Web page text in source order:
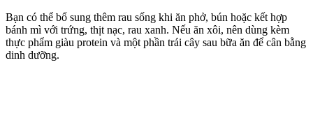
Bạn có thể bổ sung thêm rau sống khi ăn phở, bún hoặc kết hợp
bánh mì với trứng, thịt nạc, rau xanh. Nếu ăn xôi, nên dùng kèm
thực phẩm giàu protein và một phần trái cây sau bữa ăn để cân bằng
dinh dưỡng.